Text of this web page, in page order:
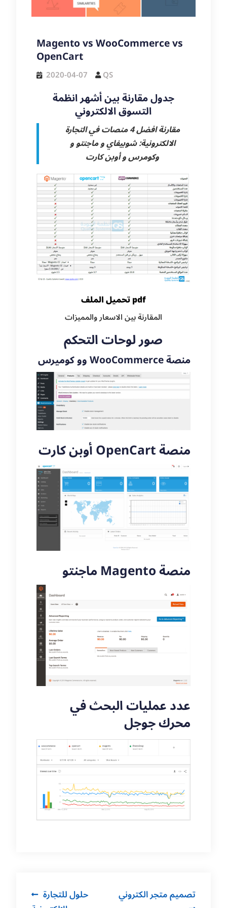
Magento vs WooCommerce vs
OpenCart
2020-04-07 QS
جدول مقارنة بين أشهر انظمة
التسوق الالكتروني
مقارنة افضل 4 منصات في التجارة
الالكترونية: شوبيفاي و ماجنتو و
وكومرس و أوبن كارت
تحميل الملف pdf
المقارنة بين الاسعار والمميزات
صور لوحات التحكم
وو كوميرس WooCommerce منصة
أوبن كارت OpenCart منصة
ماجنتو Magento منصة
عدد عمليات البحث في
محرك جوجل
Post
حلول للتجارة
تصميم متجر الكتروني